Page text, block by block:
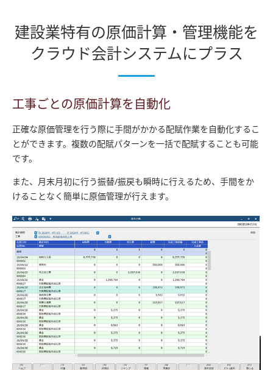
建設業特有の原価計算・管理機能を
クラウド会計システムにプラス
工事ごとの原価計算を自動化
正確な原価管理を行う際に手間がかかる配賦作業を自動化するこ
とができます。複数の配賦パターンを一括で配賦することも可能
です。
また、月末月初に行う振替/振戻も瞬時に行えるため、手間をか
けることなく簡単に原価管理が行えます。